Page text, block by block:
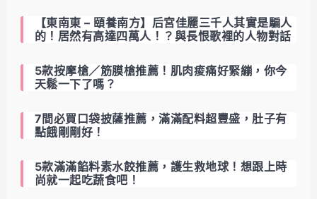
【東南東 – 頤養南方】后宮佳麗三千人其實是騙人
的！居然有高達四萬人！？與長恨歌裡的人物對話
5款按摩槍／筋膜槍推薦！肌肉痠痛好緊繃，你今
天鬆一下了嗎？
7間必買口袋披薩推薦，滿滿配料超豐盛，肚子有
點餓剛剛好！
5款滿滿餡料素水餃推薦，護生救地球！想跟上時
尚就一起吃蔬食吧！